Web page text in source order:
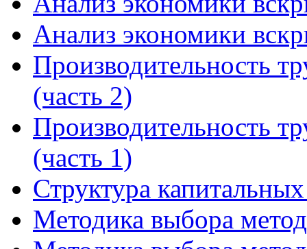
Анализ экономики
Производительность
(часть 2)
Производительность
(часть 1)
Структура
Методика выбора